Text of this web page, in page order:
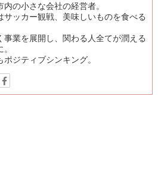
内の小さな会社の経営者。
サッカー観戦、美味しいものを食べる
事業を展開し、関わる人全てが潤える
ポジティブシンキング。